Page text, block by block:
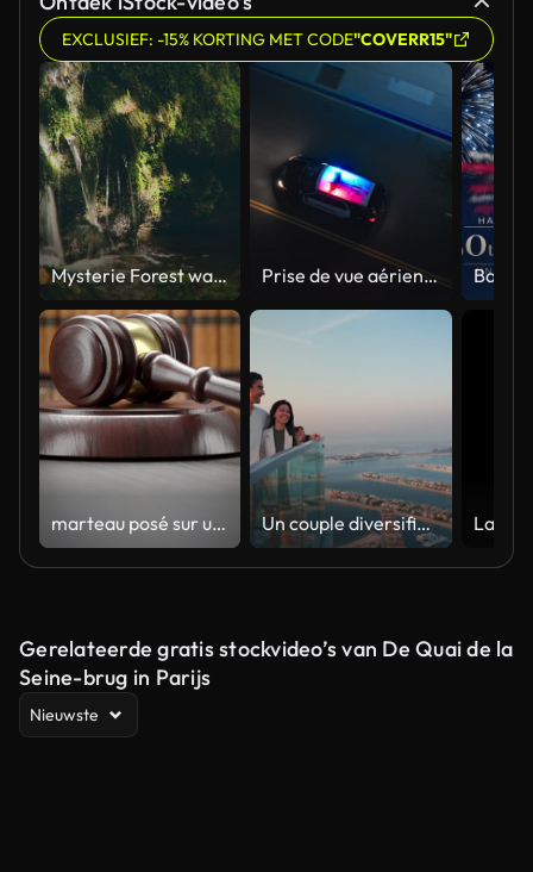
EXCLUSIEF: -15% KORTING MET CODE"COVERR15"
Mysterie Forest waterval Prise de vue aérienne d’un drone de suivi montrant une voiture de police circulant dans une rue de la ville avec les lumières allumées la nuit
marteau posé sur une table devant une étagère de livres de droit. Un couple diversifié profitant de la vue sur le coucher de soleil depuis la terrasse aérienne de la hauteur surplombant Palm Jumeirah
Gerelateerde gratis stockvideo’s van De Quai de la
Seine-brug in Parijs
Nieuwste